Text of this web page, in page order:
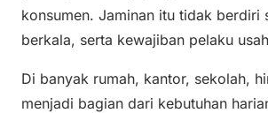
konsumen. Jaminan itu tidak
berkala, serta kewajiban pelaku
Di banyak rumah, kantor, sekolah,
menjadi bagian dari kebutuhan